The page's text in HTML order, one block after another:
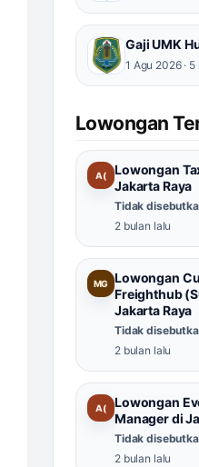
Gaji UMK
1 Agu 2026 · 5
Lowongan
A(
Lowongan
Jakarta Raya
Tidak
2 bulan lalu
MG Lowongan
Freighthub
Jakarta Raya
Tidak
2 bulan lalu
A(
Lowongan
Manager di
Tidak
2 bulan lalu